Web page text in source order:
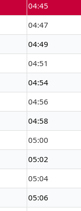
04:45
04:47
04:49
04:51
04:54
04:56
04:58
05:00
05:02
05:04
05:06